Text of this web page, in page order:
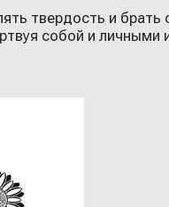
твердость и брать
собой и личными